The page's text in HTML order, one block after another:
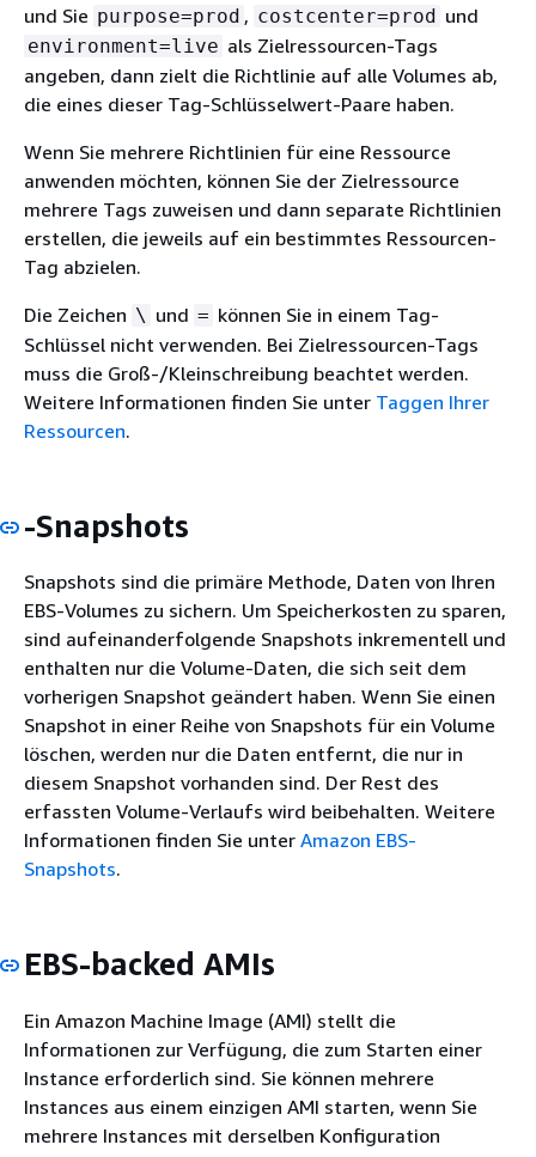
und Sie purpose=prod , costcenter=prod und
environment=live als Zielressourcen-Tags
angeben, dann zielt die Richtlinie auf alle Volumes ab,
die eines dieser Tag-Schlüsselwert-Paare haben.
Wenn Sie mehrere Richtlinien für eine Ressource
anwenden möchten, können Sie der Zielressource
mehrere Tags zuweisen und dann separate Richtlinien
erstellen, die jeweils auf ein bestimmtes Ressourcen-
Tag abzielen.
Die Zeichen \ und = können Sie in einem Tag-
Schlüssel nicht verwenden. Bei Zielressourcen-Tags
muss die Groß-/Kleinschreibung beachtet werden.
Weitere Informationen finden Sie unter Taggen Ihrer
Ressourcen.
-Snapshots
Snapshots sind die primäre Methode, Daten von Ihren
EBS-Volumes zu sichern. Um Speicherkosten zu sparen,
sind aufeinanderfolgende Snapshots inkrementell und
enthalten nur die Volume-Daten, die sich seit dem
vorherigen Snapshot geändert haben. Wenn Sie einen
Snapshot in einer Reihe von Snapshots für ein Volume
löschen, werden nur die Daten entfernt, die nur in
diesem Snapshot vorhanden sind. Der Rest des
erfassten Volume-Verlaufs wird beibehalten. Weitere
Informationen finden Sie unter Amazon EBS-
Snapshots.
EBS-backed AMIs
Ein Amazon Machine Image (AMI) stellt die
Informationen zur Verfügung, die zum Starten einer
Instance erforderlich sind. Sie können mehrere
Instances aus einem einzigen AMI starten, wenn Sie
mehrere Instances mit derselben Konfiguration